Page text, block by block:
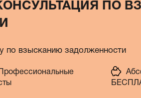
ПО
по взысканию задолженности
Профессиональные